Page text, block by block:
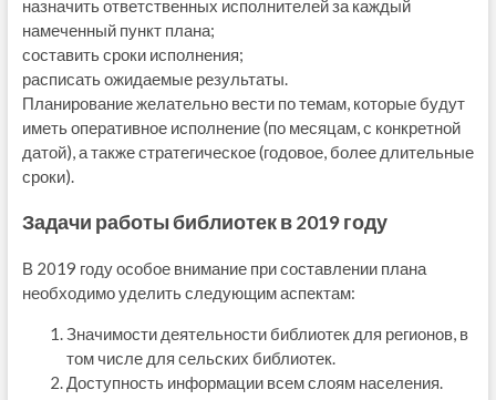
назначить ответственных исполнителей за каждый
намеченный пункт плана;
составить сроки исполнения;
расписать ожидаемые результаты.
Планирование желательно вести по темам, которые будут
иметь оперативное исполнение (по месяцам, с конкретной
датой), а также стратегическое (годовое, более длительные
сроки).
Задачи работы библиотек в 2019 году
В 2019 году особое внимание при составлении плана
необходимо уделить следующим аспектам:
Значимости деятельности библиотек для регионов, в
том числе для сельских библиотек.
Доступность информации всем слоям населения.